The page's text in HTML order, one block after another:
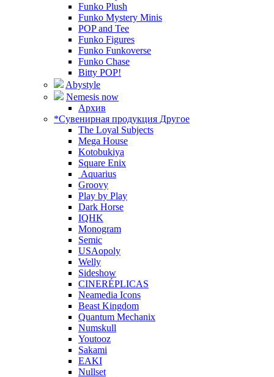
Funko Plush
Funko Mystery Minis
POP and Tee
Funko Figures
Funko Funkoverse
Funko Chase
Bitty POP!
Abystyle
Nemesis now
Архив
*Сувенирная продукция Другое
The Loyal Subjects
Mega House
Kotobukiya
Square Enix
Aquarius
Groovy
Play by Play
Dark Horse
IQHK
Monogram
Semic
USAopoly
Welly
Sideshow
CINERÉPLICAS
Neamedia Icons
Beast Kingdom
Quantum Mechanix
Numskull
Youtooz
Sakami
EAKI
Nullset